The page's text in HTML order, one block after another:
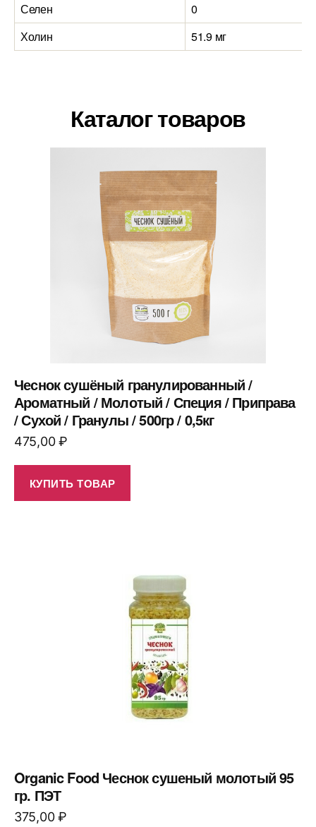
Селен
0
Холин
51.9 мг
Каталог товаров
Чеснок сушёный гранулированный /
Ароматный / Молотый / Специя / Приправа
/ Сухой / Гранулы / 500гр / 0,5кг
475,00₽
КУПИТЬ ТОВАР
Organic Food Чеснок сушеный молотый 95
гр. ПЭТ
375,00₽